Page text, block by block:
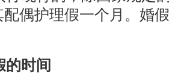
偶护理假一个月。婚
的时间